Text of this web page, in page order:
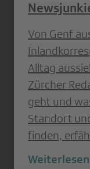
Von Genf
Alltag
Zürcher
geht und
Standort
finden,
Weiterlesen